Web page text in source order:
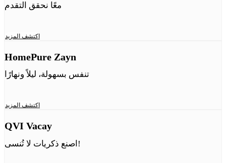
معًا نحقق التقدم
اكتشف المزيد
HomePure Zayn
تنفس بسهولة، ليلاً ونهارًا
اكتشف المزيد
QVI Vacay
اصنع ذكريات لا تُنسى!